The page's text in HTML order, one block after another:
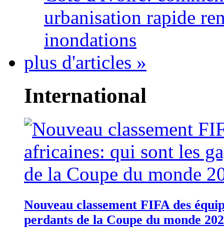
urbanisation rapide
inondations
plus d'articles »
International
Nouveau classement FIFA des
perdants de la Coupe du monde